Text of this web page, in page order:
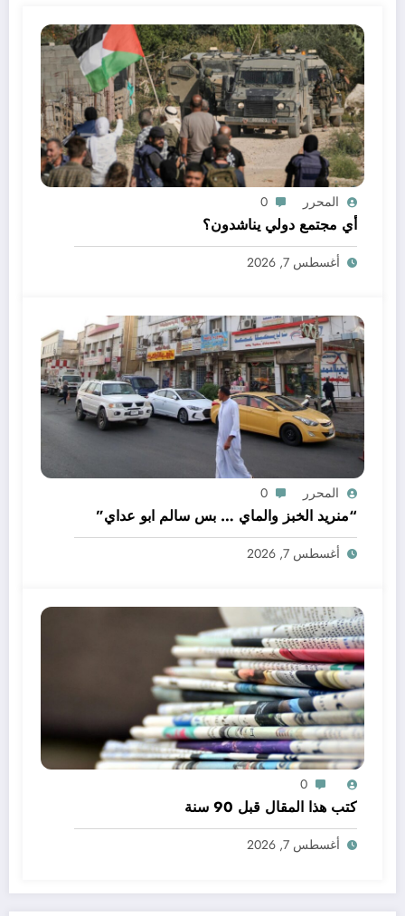
المحرر 0
أي مجتمع دولي يناشدون؟
أغسطس 7, 2026
المحرر 0
“منريد الخبز والماي … بس سالم ابو عداي”
أغسطس 7, 2026
0
كتب هذا المقال قبل 90 سنة
أغسطس 7, 2026